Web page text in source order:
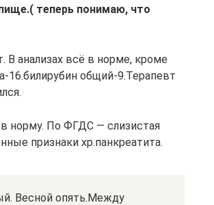
теперь понимаю, что
В анализах всё в норме, кроме
16.билирубин общий-9.Терапевт
норму. По ФГДС — слизистая
признаки хр.панкреатита.
Весной опять.Между